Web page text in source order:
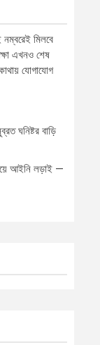
মিলবে
এখনও শেষ
যোগাযোগ
ঘনিষ্টর বাড়ি
আইনি লড়াই —